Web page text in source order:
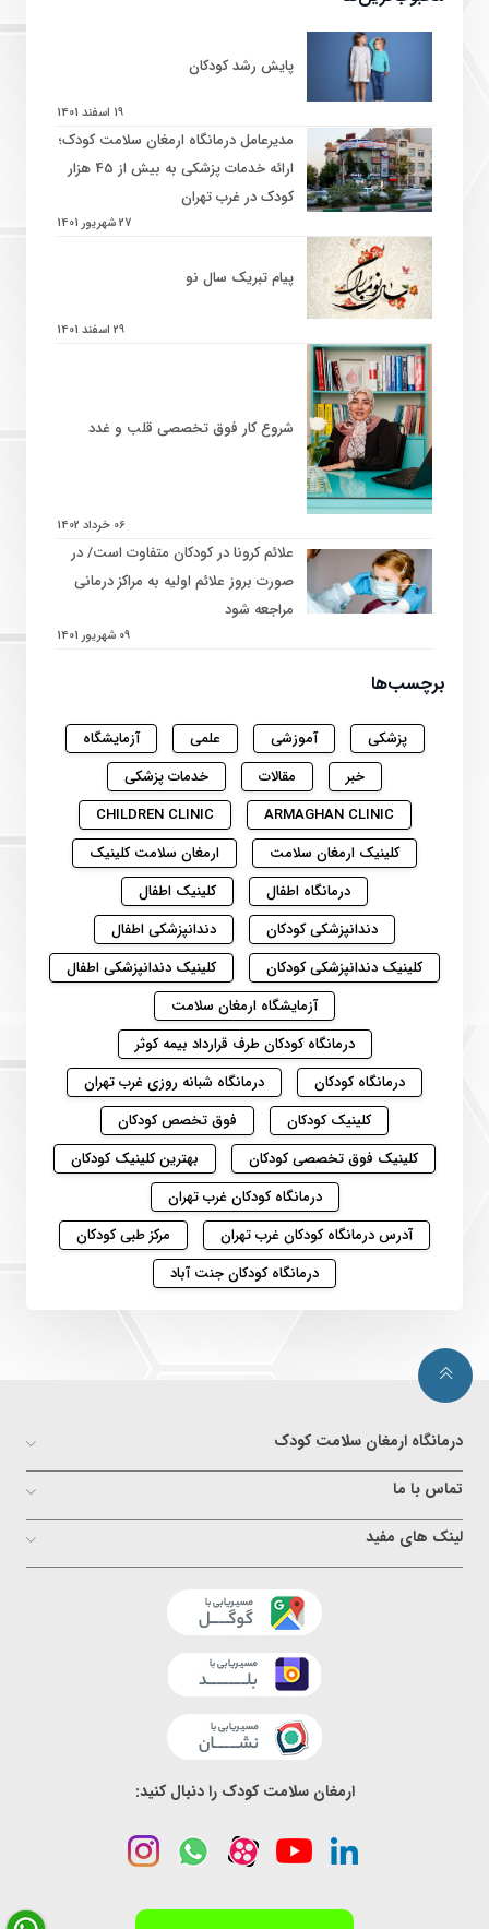
پایش رشد کودکان
19 اسفند 1401
مدیرعامل درمانگاه ارمغان سلامت کودک؛
ارائه خدمات پزشکی به بیش از 45 هزار
کودک در غرب تهران
27 شهریور 1401
پیام تبریک سال نو
29 اسفند 1401
شروع کار فوق تخصصی قلب و غدد
06 خرداد 1402
علائم کرونا در کودکان متفاوت است/ در
صورت بروز علائم اولیه به مراکز درمانی
مراجعه شود
09 شهریور 1401
برچسب‌ها
پزشکی آموزشی علمی
آزمایشگاه
خبر
مقالات
خدمات پزشکی
ARMAGHAN CLINIC
CHILDREN CLINIC
کلینیک ارمغان سلامت
ارمغان سلامت کلینیک
درمانگاه اطفال
کلینیک اطفال
دندانپزشکی کودکان
دندانپزشکی اطفال
کلینیک دندانپزشکی کودکان
کلینیک دندانپزشکی اطفال
آزمایشگاه ارمغان سلامت
درمانگاه کودکان طرف قرارداد بیمه کوثر
درمانگاه کودکان
درمانگاه شبانه روزی غرب تهران
کلینیک کودکان
فوق تخصص کودکان
کلینیک فوق تخصصی کودکان
بهترین کلینیک کودکان
درمانگاه کودکان غرب تهران
آدرس درمانگاه کودکان غرب تهران
مرکز طبی کودکان
درمانگاه کودکان جنت آباد
درمانگاه ارمغان سلامت کودک
تماس با ما
لینک های مفید
ارمغان سلامت کودک را دنبال کنید: